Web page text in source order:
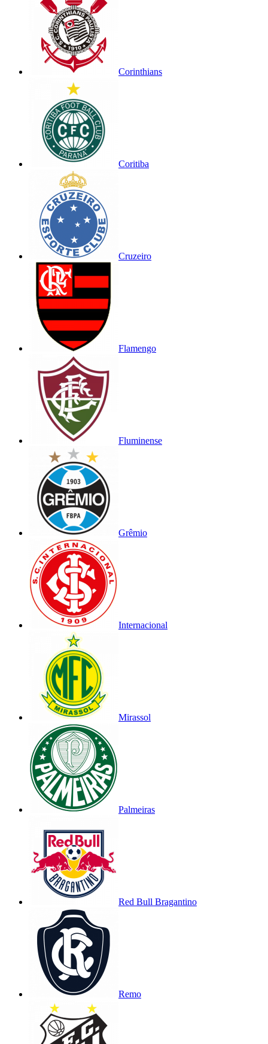
Corinthians
Coritiba
Cruzeiro
Flamengo
Fluminense
Grêmio
Internacional
Mirassol
Palmeiras
Red Bull Bragantino
Remo